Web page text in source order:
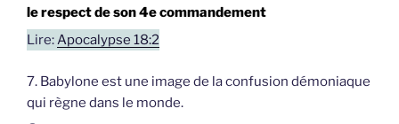
le respect de son 4e commandement
Lire:Apocalypse 18:2
7. Babylone est une image de la confusion démoniaque
qui règne dans le monde.